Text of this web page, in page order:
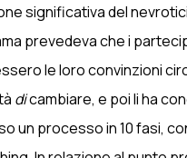
significativa del
prevedeva che i
le loro convinzioni
dicambiare, e poi li ha
un processo in 10 fasi,